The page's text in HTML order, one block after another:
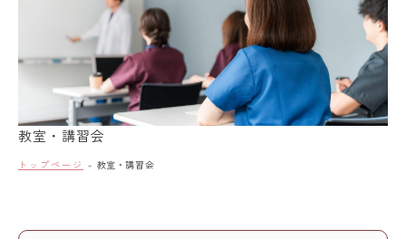
教室・講習会
トップページ 教室・講習会